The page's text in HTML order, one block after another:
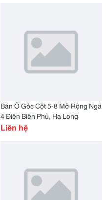
Bán Ô Góc Cột 5-8 Mở Rộng Ngã
4 Điện Biên Phủ, Hạ Long
Liên hệ